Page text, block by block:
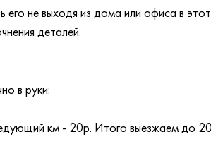
не выходя из дома или офиса в
деталей.
в руки:
км - 20р. Итого выезжаем до